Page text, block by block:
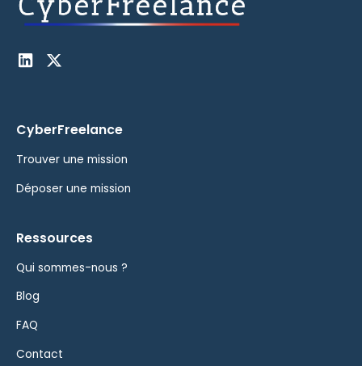
CyberFreelance
Trouver une mission
Déposer une mission
Ressources
Qui sommes-nous ?
Blog
FAQ
Contact